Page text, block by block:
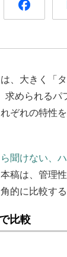
、大きく「
求められるパ
ぞれの特性
聞けない、
稿は、管理
的に比較する
比較